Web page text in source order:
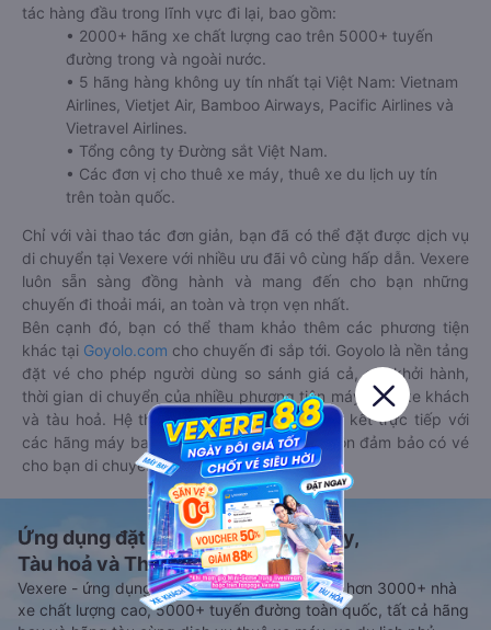
tác hàng đầu trong lĩnh vực đi lại, bao gồm:
• 2000+ hãng xe chất lượng cao trên 5000+ tuyến
đường trong và ngoài nước.
• 5 hãng hàng không uy tín nhất tại Việt Nam: Vietnam
Airlines, Vietjet Air, Bamboo Airways, Pacific Airlines và
Vietravel Airlines.
• Tổng công ty Đường sắt Việt Nam.
• Các đơn vị cho thuê xe máy, thuê xe du lịch uy tín
trên toàn quốc.
Chỉ với vài thao tác đơn giản, bạn đã có thể đặt được dịch vụ
di chuyển tại Vexere với nhiều ưu đãi vô cùng hấp dẫn. Vexere
luôn sẵn sàng đồng hành và mang đến cho bạn những
chuyến đi thoải mái, an toàn và trọn vẹn nhất.
Bên cạnh đó, bạn có thể tham khảo thêm các phương tiện
khác tại Goyolo.com cho chuyến đi sắp tới. Goyolo là nền tảng
đặt vé cho phép người dùng so sánh giá cả, giờ khởi hành,
thời gian di chuyển của nhiều phương tiện máy bay, xe khách
và tàu hoả. Hệ thống của Goyolo được liên kết trực tiếp với
các hãng máy bay, xe khách và tàu hoả, luôn đảm bảo có vé
cho bạn di chuyển.
Ứng dụng đặt vé Xe khách, Máy bay,
Tàu hoả và Thuê xe
Vexere - ứng dụng đặt vé đa phương tiện với hơn 3000+ nhà
xe chất lượng cao, 5000+ tuyến đường toàn quốc, tất cả hãng